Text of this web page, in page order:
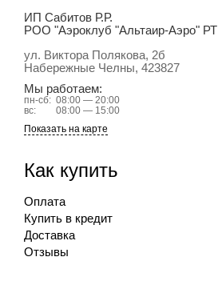
ИП Сабитов Р.Р.
РОО "Аэроклуб "Альтаир-Аэро" РТ
ул. Виктора Полякова, 2б
Набережные Челны, 423827
Мы работаем:
пн-сб: 08:00 — 20:00
вс:
08:00 — 15:00
Показать на карте
Как купить
Оплата
Купить в кредит
Доставка
Отзывы